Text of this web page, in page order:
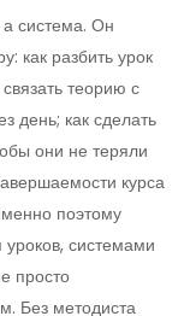
система. Он
как разбить урок
теорию с
день; как сделать
они не теряли
курса
поэтому
системами
просто
Без методиста